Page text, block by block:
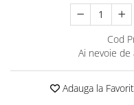
Pompe submersibile
Protecția capului
Cod
Ai nevoie de
Adauga la